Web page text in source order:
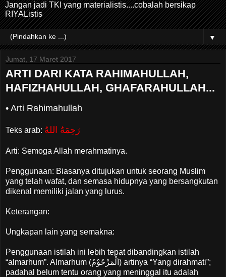
Jangan jadi TKI yang materialistis....cobalah bersikap
RIYAListis
▼
Jumat, 17 Maret 2017
ARTI DARI KATA RAHIMAHULLAH,
HAFIZHAHULLAH, GHAFARAHULLAH...
• Arti Rahimahullah
Teks arab: رَحِمَهُ اللهُ
Arti: Semoga Allah merahmatinya.
Penggunaan: Biasanya ditujukan untuk seorang Muslim
yang telah wafat, dan semasa hidupnya yang bersangkutan
dikenal memiliki jalan yang lurus.
Keterangan:
Ungkapan lain yang semakna:
Penggunaan istilah ini lebih tepat dibandingkan istilah
“almarhum”. Almarhum (اَلْمَرْحُوْمُ) artinya “Yang dirahmati”;
padahal belum tentu orang yang meninggal itu adalah